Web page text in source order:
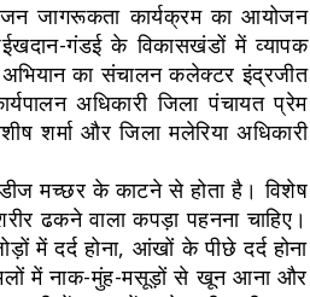
जागरूकता कार्यक्रम का आयोजन
गंडई के विकासखंडों में व्यापक
अभियान का संचालन कलेक्टर इंद्रजीत
अधिकारी जिला पंचायत प्रेम
शर्मा और जिला मलेरिया अधिकारी
मच्छर के काटने से होता है। विशेष
ढकने वाला कपड़ा पहनना चाहिए।
में दर्द होना, आंखों के पीछे दर्द होना
में नाक-मुंह-मसूड़ों से खून आना और